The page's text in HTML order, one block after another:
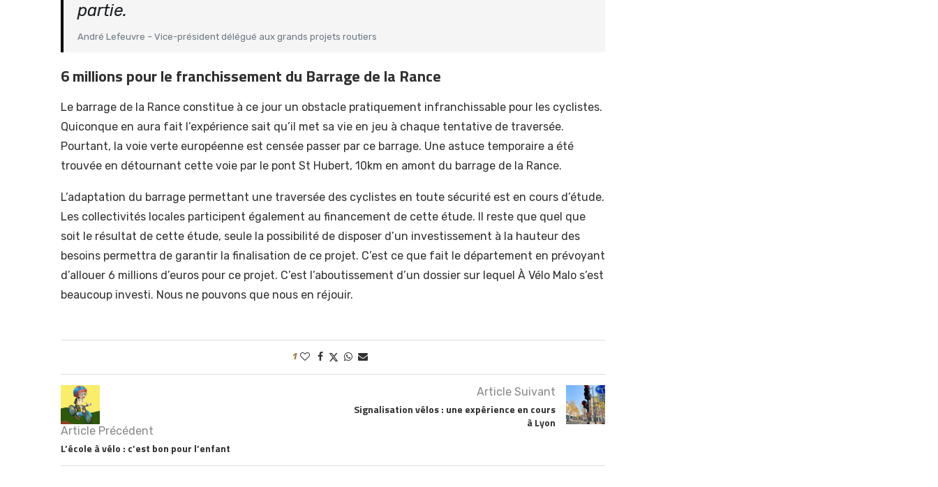
partie.
André Lefeuvre – Vice-président délégué aux grands projets routiers
6 millions pour le franchissement du Barrage de la Rance
Le barrage de la Rance constitue à ce jour un obstacle pratiquement infranchissable pour les cyclistes.
Quiconque en aura fait l’expérience sait qu’il met sa vie en jeu à chaque tentative de traversée.
Pourtant, la voie verte européenne est censée passer par ce barrage. Une astuce temporaire a été
trouvée en détournant cette voie par le pont St Hubert, 10km en amont du barrage de la Rance.
L’adaptation du barrage permettant une traversée des cyclistes en toute sécurité est en cours d’étude.
Les collectivités locales participent également au financement de cette étude. Il reste que quel que
soit le résultat de cette étude, seule la possibilité de disposer d’un investissement à la hauteur des
besoins permettra de garantir la finalisation de ce projet. C’est ce que fait le département en prévoyant
d’allouer 6 millions d’euros pour ce projet. C’est l’aboutissement d’un dossier sur lequel À Vélo Malo s’est
beaucoup investi. Nous ne pouvons que nous en réjouir.
1
Article Précédent
L’école à vélo : c’est bon pour l’enfant
Article Suivant
Signalisation vélos : une expérience en cours
à Lyon